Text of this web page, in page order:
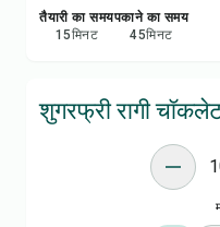
तैयारी का समय
15मिनट
पकाने का समय
45मिनट
शुगरफ्री रागी